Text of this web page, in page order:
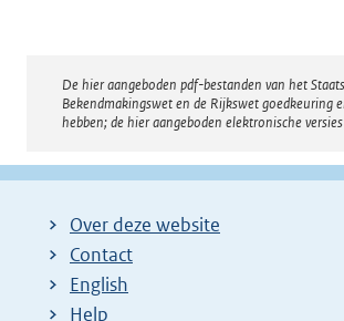
Disclaimer
De hier aangeboden pdf-bestanden van het
Bekendmakingswet en de Rijkswet goedkeuring
hebben; de hier aangeboden elektronische
Over deze website
Contact
English
Help